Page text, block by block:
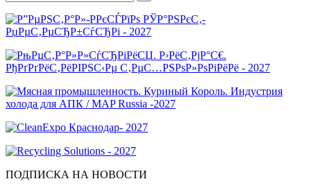
ПОДПИСКА НА НОВОСТИ